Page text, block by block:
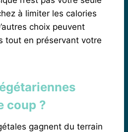
à limiter les calories
choix peuvent
tout en préservant votre
coup ?
gagnent du terrain